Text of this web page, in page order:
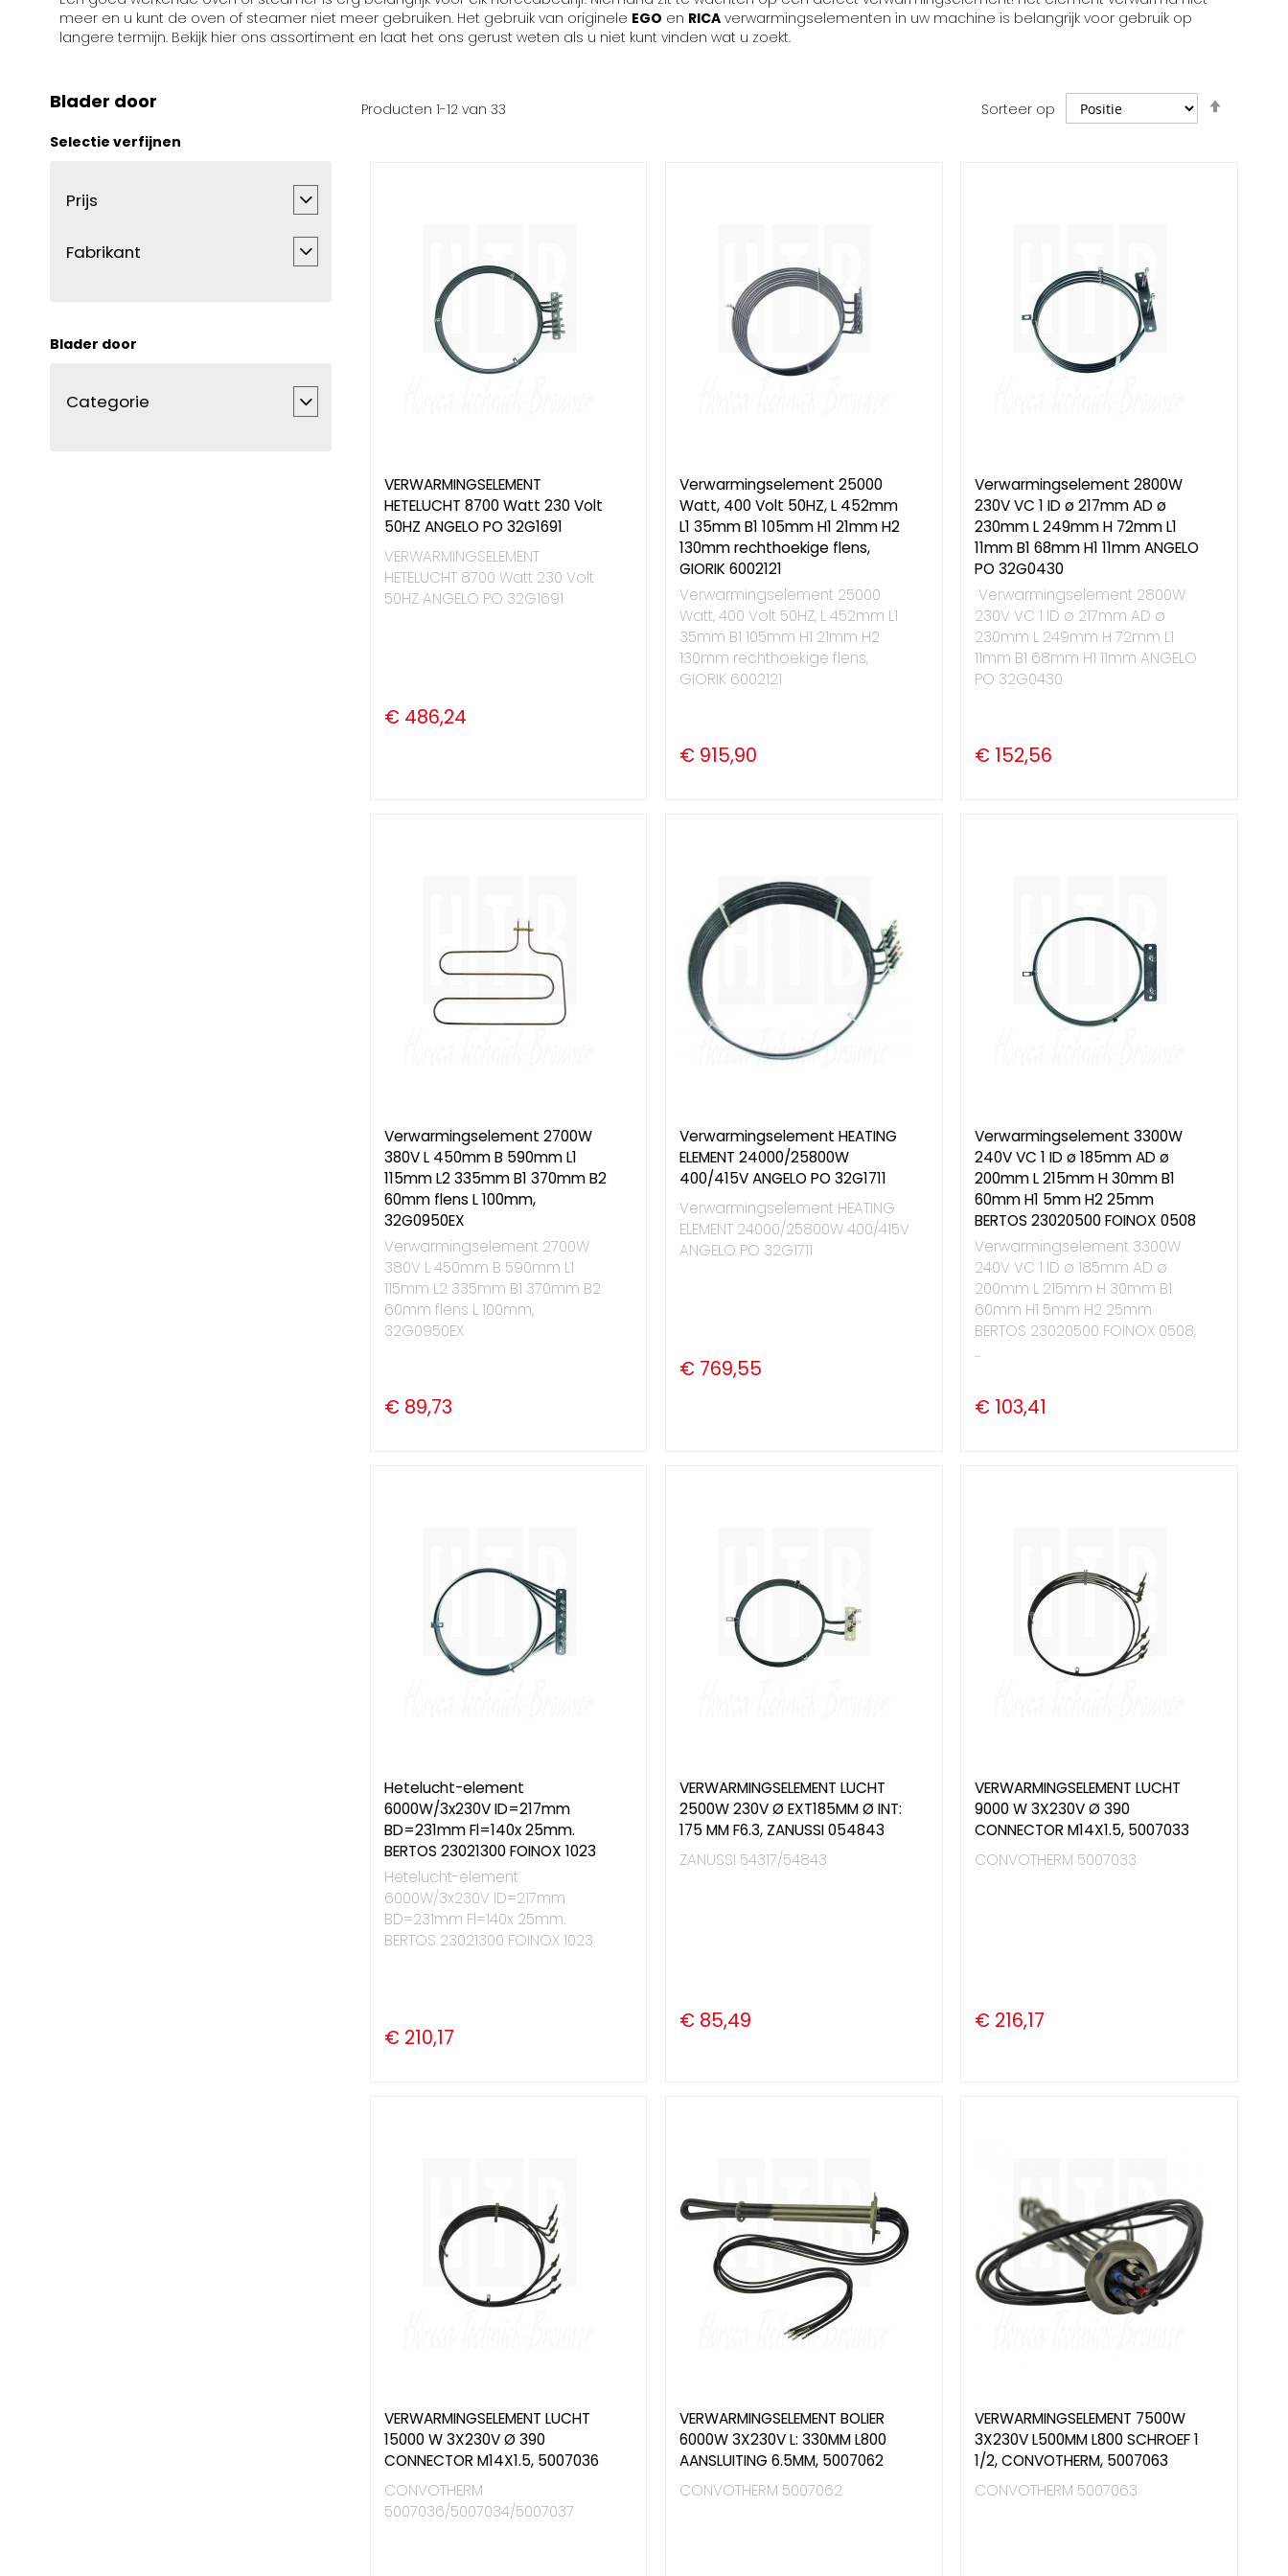
meer en u kunt de oven of steamer niet meer gebruiken. Het gebruik van originele EGO en RICA verwarmingselementen in uw machine is belangrijk voor gebruik op
langere termijn. Bekijk hier ons assortiment en laat het ons gerust weten als u niet kunt vinden wat u zoekt.
Blader door
Selectie verfijnen
Prijs
Fabrikant
Blader door
Categorie
Producten1-12 van33 Sorteer op
VERWARMINGSELEMENT
HETELUCHT 8700 Watt 230 Volt
50HZ ANGELO PO 32G1691
VERWARMINGSELEMENT
HETELUCHT 8700 Watt 230 Volt
50HZ ANGELO PO 32G1691
€ 486,24
Verwarmingselement 25000
Watt, 400 Volt 50HZ, L 452mm
L1 35mm B1 105mm H1 21mm H2
130mm rechthoekige flens,
GIORIK 6002121
Verwarmingselement 25000
Watt, 400 Volt 50HZ, L 452mm L1
35mm B1 105mm H1 21mm H2
130mm rechthoekige flens,
GIORIK 6002121
€ 915,90
Verwarmingselement 2800W
230V VC 1 ID ø 217mm AD ø
230mm L 249mm H 72mm L1
11mm B1 68mm H1 11mm ANGELO
PO 32G0430
Verwarmingselement 2800W
230V VC 1 ID ø 217mm AD ø
230mm L 249mm H 72mm L1
11mm B1 68mm H1 11mm ANGELO
PO 32G0430
€ 152,56
Verwarmingselement 2700W
380V L 450mm B 590mm L1
115mm L2 335mm B1 370mm B2
60mm flens L 100mm,
32G0950EX
Verwarmingselement 2700W
380V L 450mm B 590mm L1
115mm L2 335mm B1 370mm B2
60mm flens L 100mm,
32G0950EX
€ 89,73
Verwarmingselement HEATING
ELEMENT 24000/25800W
400/415V ANGELO PO 32G1711
Verwarmingselement HEATING
ELEMENT 24000/25800W 400/415V
ANGELO PO 32G1711
€ 769,55
Verwarmingselement 3300W
240V VC 1 ID ø 185mm AD ø
200mm L 215mm H 30mm B1
60mm H1 5mm H2 25mm
BERTOS 23020500 FOINOX 0508
Verwarmingselement 3300W
240V VC 1 ID ø 185mm AD ø
200mm L 215mm H 30mm B1
60mm H1 5mm H2 25mm
BERTOS 23020500 FOINOX 0508,
...
€ 103,41
Hetelucht-element
6000W/3x230V ID=217mm
BD=231mm Fl=140x 25mm.
BERTOS 23021300 FOINOX 1023
Hetelucht-element
6000W/3x230V ID=217mm
BD=231mm Fl=140x 25mm.
BERTOS 23021300 FOINOX 1023
€ 210,17
VERWARMINGSELEMENT LUCHT
2500W 230V Ø EXT185MM Ø INT:
175 MM F6.3, ZANUSSI 054843
ZANUSSI 54317/54843
€ 85,49
VERWARMINGSELEMENT LUCHT
9000 W 3X230V Ø 390
CONNECTOR M14X1.5, 5007033
CONVOTHERM 5007033
€ 216,17
VERWARMINGSELEMENT LUCHT
15000 W 3X230V Ø 390
CONNECTOR M14X1.5, 5007036
CONVOTHERM
5007036/5007034/5007037
VERWARMINGSELEMENT BOLIER
6000W 3X230V L: 330MM L800
AANSLUITING 6.5MM, 5007062
CONVOTHERM 5007062
VERWARMINGSELEMENT 7500W
3X230V L500MM L800 SCHROEF 1
1/2, CONVOTHERM, 5007063
CONVOTHERM 5007063